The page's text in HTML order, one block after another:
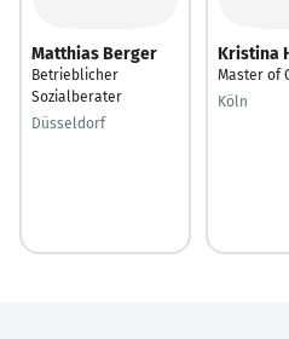
Matthias Berger
Betrieblicher
Sozialberater
Düsseldorf
Kristina
Master of
Köln